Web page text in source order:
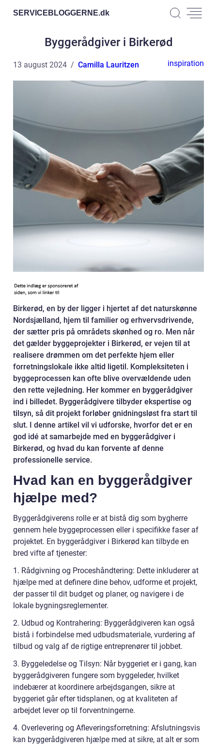
SERVICEBLOGGERNE.dk
Byggerådgiver i Birkerød
13 august 2024 Camilla Lauritzen inspiration
Birkerød, en by der ligger i hjertet af det naturskønne
Nordsjælland, hjem til familier og erhvervsdrivende,
der sætter pris på områdets skønhed og ro. Men når
det gælder byggeprojekter i Birkerød, er vejen til at
realisere drømmen om det perfekte hjem eller
forretningslokale ikke altid ligetil. Kompleksiteten i
byggeprocessen kan ofte blive overvældende uden
den rette vejledning. Her kommer en byggerådgiver
ind i billedet. Byggerådgivere tilbyder ekspertise og
tilsyn, så dit projekt forløber gnidningsløst fra start til
slut. I denne artikel vil vi udforske, hvorfor det er en
god idé at samarbejde med en byggerådgiver i
Birkerød, og hvad du kan forvente af denne
professionelle service.
Hvad kan en byggerådgiver
hjælpe med?
Byggerådgiverens rolle er at bistå dig som bygherre
gennem hele byggeprocessen eller i specifikke faser af
projektet. En byggerådgiver i Birkerød kan tilbyde en
bred vifte af tjenester:
1. Rådgivning og Proceshåndtering: Dette inkluderer at
hjælpe med at definere dine behov, udforme et projekt,
der passer til dit budget og planer, og navigere i de
lokale bygningsreglementer.
2. Udbud og Kontrahering: Byggerådgiveren kan også
bistå i forbindelse med udbudsmateriale, vurdering af
tilbud og valg af de rigtige entreprenører til jobbet.
3. Byggeledelse og Tilsyn: Når byggeriet er i gang, kan
byggerådgiveren fungere som byggeleder, hvilket
indebærer at koordinere arbejdsgangen, sikre at
byggeriet går efter tidsplanen, og at kvaliteten af
arbejdet lever op til forventningerne.
4. Overlevering og Afleveringsforretning: Afslutningsvis
kan byggerådgiveren hjælpe med at sikre, at alt er som